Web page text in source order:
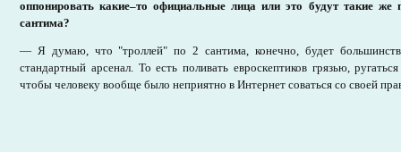
оппонировать какие–то официальные лица или это будут такие
сантима?
— Я думаю, что "троллей" по 2 сантима, конечно, будет
стандартный арсенал. То есть поливать евроскептиков грязью,
чтобы человеку вообще было неприятно в Интернет соваться со своей